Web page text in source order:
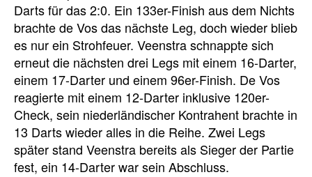
Darts für das 2:0. Ein 133er-Finish aus dem Nichts
brachte de Vos das nächste Leg, doch wieder blieb
es nur ein Strohfeuer. Veenstra schnappte sich
erneut die nächsten drei Legs mit einem 16-Darter,
einem 17-Darter und einem 96er-Finish. De Vos
reagierte mit einem 12-Darter inklusive 120er-
Check, sein niederländischer Kontrahent brachte in
13 Darts wieder alles in die Reihe. Zwei Legs
später stand Veenstra bereits als Sieger der Partie
fest, ein 14-Darter war sein Abschluss.